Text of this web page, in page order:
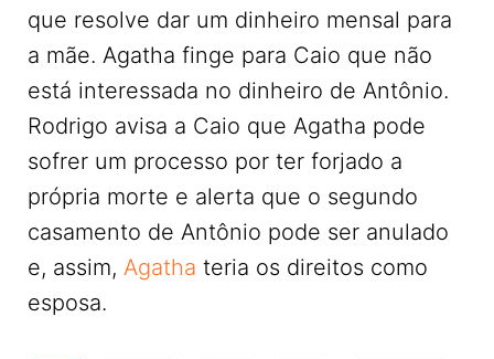
que resolve dar um dinheiro mensal para
a mãe. Agatha finge para Caio que não
está interessada no dinheiro de Antônio.
Rodrigo avisa a Caio que Agatha pode
sofrer um processo por ter forjado a
própria morte e alerta que o segundo
casamento de Antônio pode ser anulado
e, assim, Agatha teria os direitos como
esposa.